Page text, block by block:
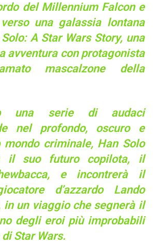
del Millennium Falcon e
una galassia lontana
A Star Wars Story, una
avventura con protagonista
mascalzone della
una serie di audaci
nel profondo, oscuro e
mondo criminale, Han Solo
il suo futuro copilota, il
e incontrerà il
d’azzardo Lando
in un viaggio che segnerà il
degli eroi più improbabili
Star Wars.